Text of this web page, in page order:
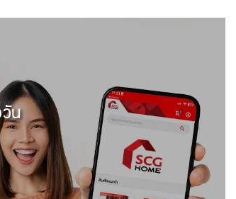
น